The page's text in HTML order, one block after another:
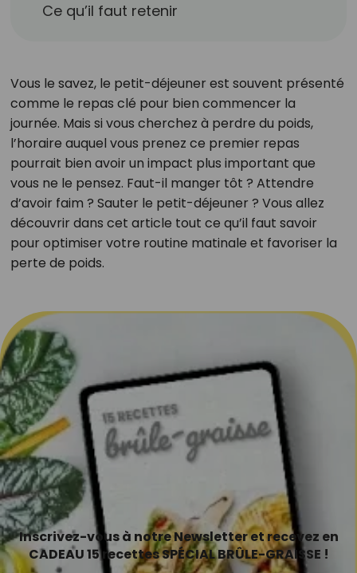
Ce qu’il faut retenir
Vous le savez, le petit-déjeuner est souvent présenté
comme le repas clé pour bien commencer la
journée. Mais si vous cherchez à perdre du poids,
l’horaire auquel vous prenez ce premier repas
pourrait bien avoir un impact plus important que
vous ne le pensez. Faut-il manger tôt ? Attendre
d’avoir faim ? Sauter le petit-déjeuner ? Vous allez
découvrir dans cet article tout ce qu’il faut savoir
pour optimiser votre routine matinale et favoriser la
perte de poids.
Inscrivez-vous à notre Newsletter et recevez en
CADEAU 15 recettes SPÉCIAL BRÛLE-GRAISSE !